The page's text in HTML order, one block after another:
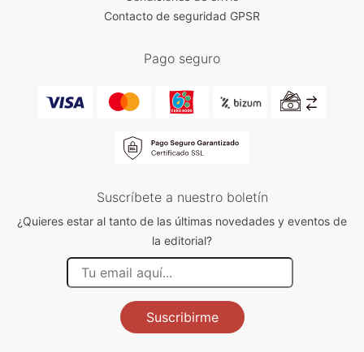
Contacto de seguridad GPSR
Pago seguro
Suscríbete a nuestro boletín
¿Quieres estar al tanto de las últimas novedades y eventos de
la editorial?
Suscribirme